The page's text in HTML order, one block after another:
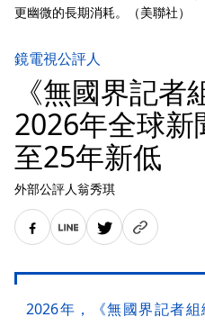
更幽微的長期消耗。（美聯社）
鏡電視公評人
《無國界記者
2026年全球新
至25年新低
外部公評人翁秀琪
2026年，《無國界記者